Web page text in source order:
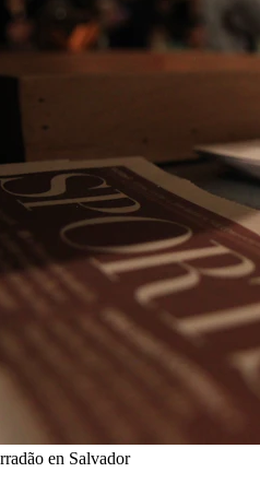
en Salvador